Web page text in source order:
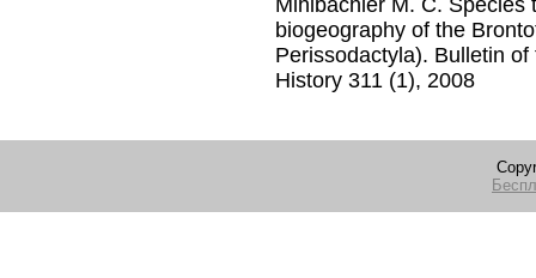
biogeography of the
Perissodactyla). Bulletin
History 311 (1), 2008